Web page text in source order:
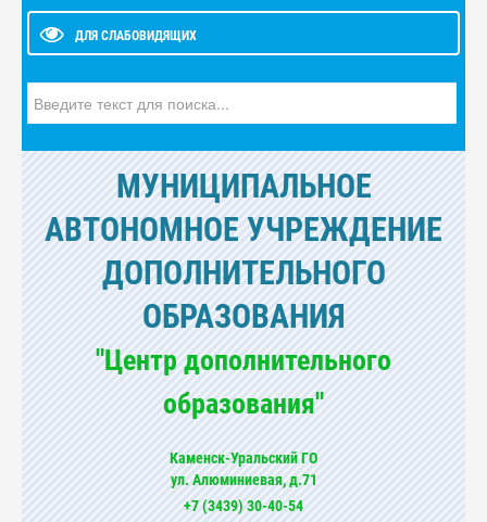
ДЛЯ СЛАБОВИДЯЩИХ
МУНИЦИПАЛЬНОЕ
АВТОНОМНОЕ УЧРЕЖДЕНИЕ
ДОПОЛНИТЕЛЬНОГО
ОБРАЗОВАНИЯ
"Центр дополнительного
образования"
Каменск-Уральский ГО
ул. Алюминиевая, д.71
+7 (3439) 30-40-54